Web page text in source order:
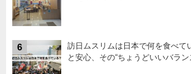
6
訪日ムスリムは日本で何を食べ
と安心、その“ちょうどいいバラン